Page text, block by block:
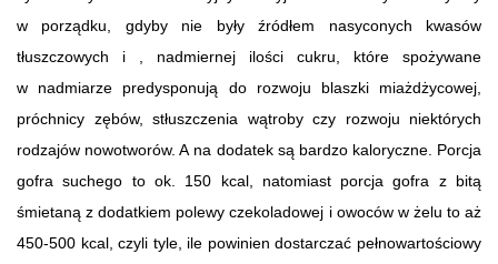
w porządku, gdyby nie były źródłem nasyconych kwasów
tłuszczowych i , nadmiernej ilości cukru, które spożywane
w nadmiarze predysponują do rozwoju blaszki miażdżycowej,
próchnicy zębów, stłuszczenia wątroby czy rozwoju niektórych
rodzajów nowotworów. A na dodatek są bardzo kaloryczne. Porcja
gofra suchego to ok. 150 kcal, natomiast porcja gofra z bitą
śmietaną z dodatkiem polewy czekoladowej i owoców w żelu to aż
450-500 kcal, czyli tyle, ile powinien dostarczać pełnowartościowy